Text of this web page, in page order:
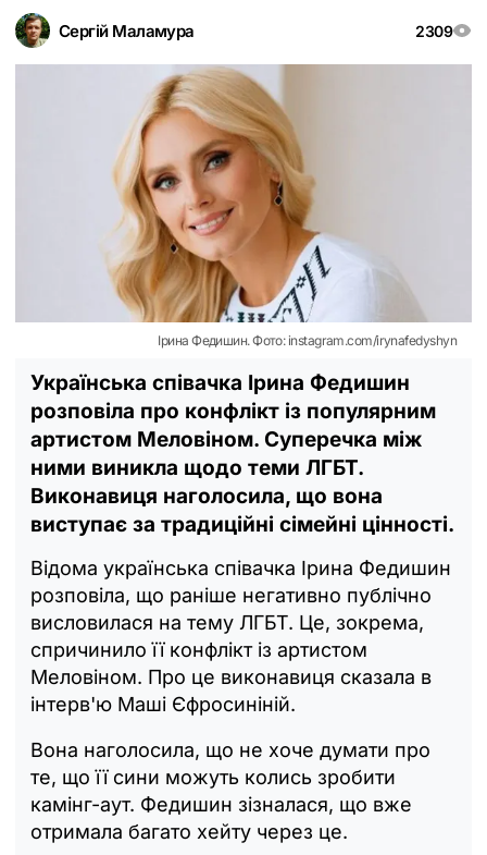
Сергій Маламура 2309
Ірина Федишин. Фото: instagram.com/irynafedyshyn
Українська співачка Ірина Федишин
розповіла про конфлікт із популярним
артистом Меловіном. Суперечка між
ними виникла щодо теми ЛГБТ.
Виконавиця наголосила, що вона
виступає за традиційні сімейні цінності.
Відома українська співачка Ірина Федишин
розповіла, що раніше негативно публічно
висловилася на тему ЛГБТ. Це, зокрема,
спричинило її конфлікт із артистом
Меловіном. Про це виконавиця сказала в
інтерв'ю Маші Єфросиніній.
Вона наголосила, що не хоче думати про
те, що її сини можуть колись зробити
камінг-аут. Федишин зізналася, що вже
отримала багато хейту через це.